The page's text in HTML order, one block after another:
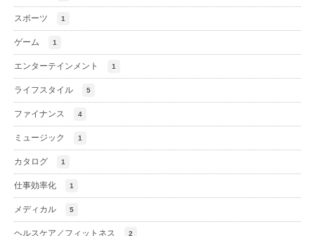
スポーツ 1
ゲーム 1
エンターテインメント 1
ライフスタイル 5
ファイナンス 4
ミュージック 1
カタログ 1
仕事効率化 1
メディカル 5
ヘルスケア／フィットネス 2